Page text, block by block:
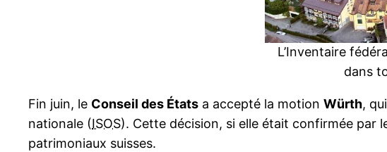
L’Inventaire
dans
Fin juin, le Conseil des États a accepté la motion Würth,
nationale (ISOS). Cette décision, si elle était confirmée par
patrimoniaux suisses.